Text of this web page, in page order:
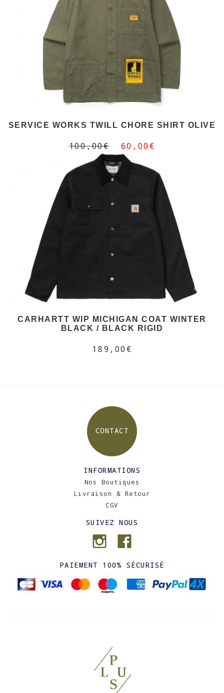
SERVICE WORKS TWILL CHORE SHIRT OLIVE
100,00€ 60,00€
CARHARTT WIP MICHIGAN COAT WINTER
BLACK / BLACK RIGID
189,00€
CONTACT
INFORMATIONS
Nos Boutiques
Livraison & Retour
CGV
SUIVEZ NOUS
PAIEMENT 100% SÉCURISÉ